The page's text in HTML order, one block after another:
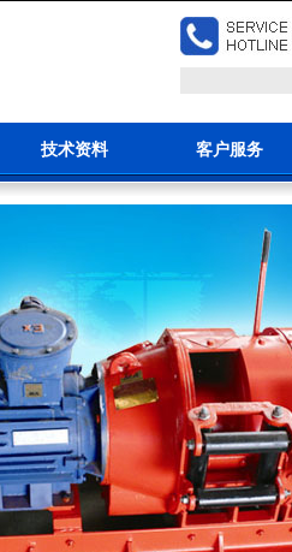
技术资料 客户服务